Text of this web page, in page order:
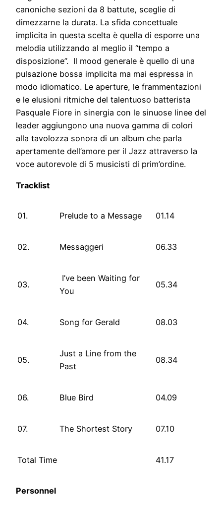
canoniche sezioni da 8 battute, sceglie di
dimezzarne la durata. La sfida concettuale
implicita in questa scelta è quella di esporre una
melodia utilizzando al meglio il “tempo a
disposizione”. Il mood generale è quello di una
pulsazione bossa implicita ma mai espressa in
modo idiomatico. Le aperture, le frammentazioni
e le elusioni ritmiche del talentuoso batterista
Pasquale Fiore in sinergia con le sinuose linee del
leader aggiungono una nuova gamma di colori
alla tavolozza sonora di un album che parla
apertamente dell’amore per il Jazz attraverso la
voce autorevole di 5 musicisti di prim’ordine.
Tracklist
01. Prelude to a Message 01.14
02. Messaggeri 06.33
03.
I’ve been Waiting for
You
05.34
04. Song for Gerald 08.03
05.
Just a Line from the
Past
08.34
06. Blue Bird 04.09
07. The Shortest Story 07.10
Total Time 41.17
Personnel